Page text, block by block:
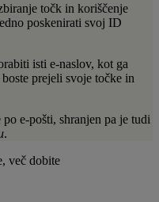
točk in koriščenje
poskenirati svoj ID
isti e-naslov, kot ga
boste prejeli svoje točke in
po e-pošti, shranjen pa je tudi
. ​
več dobite